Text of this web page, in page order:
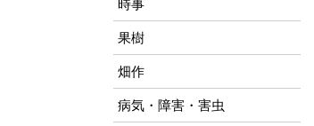
時事
果樹
畑作
病気・障害・害虫